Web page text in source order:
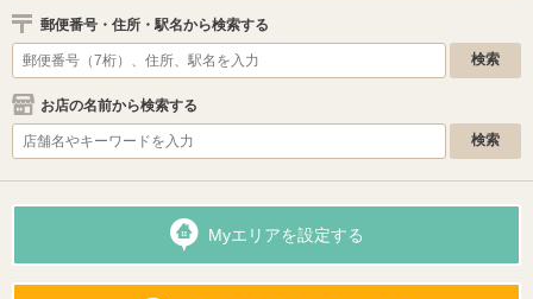
郵便番号・住所・駅名から検索する
お店の名前から検索する
Myエリアを設定する